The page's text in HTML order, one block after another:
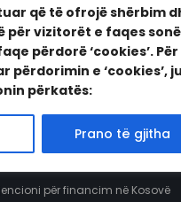
që të ofrojë shërbim
për vizitorët e faqes
përdorë ‘cookies’.
e ‘cookies’, ju
përkatës:
Prano të gjitha
për financim në Kosovë